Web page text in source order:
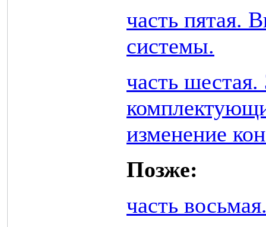
часть пятая.
системы.
часть шестая.
изменение
Позже:
часть